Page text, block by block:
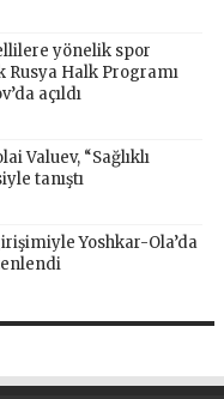
yönelik spor
Rusya Halk Programı
açıldı
Valuev, “Sağlıklı
tanıştı
Yoshkar-Ola’da